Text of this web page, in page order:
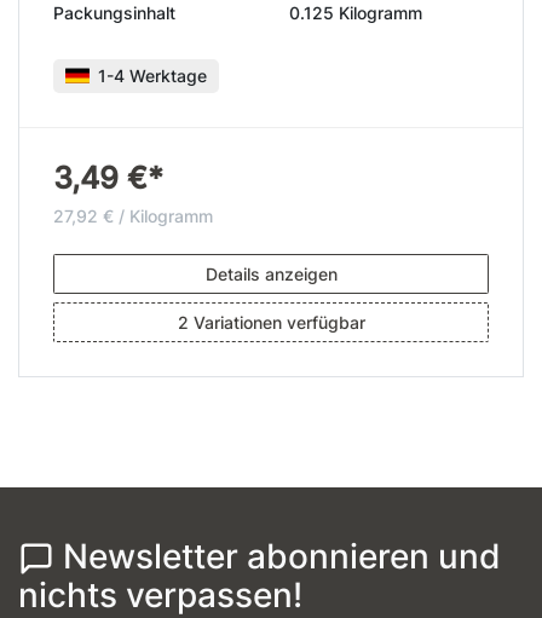
Packungsinhalt 0.125 Kilogramm
1-4 Werktage
3,49 €*
27,92 € / Kilogramm
Details anzeigen
2 Variationen verfügbar
Newsletter abonnieren und
nichts verpassen!